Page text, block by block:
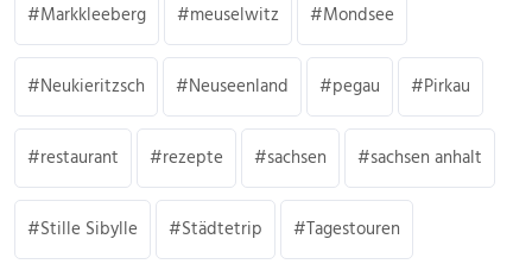
Markkleeberg meuselwitz Mondsee
Neukieritzsch Neuseenland pegau Pirkau
restaurant rezepte sachsen sachsen anhalt
Stille Sibylle Städtetrip Tagestouren